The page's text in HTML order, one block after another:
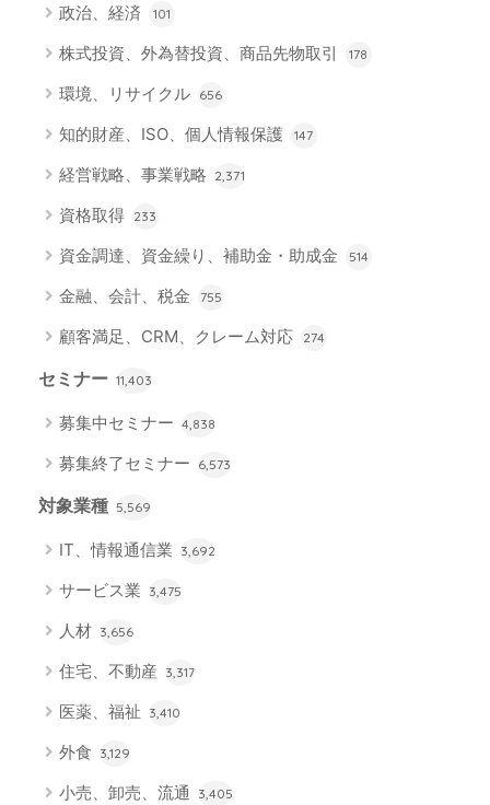
政治、経済 101
株式投資、外為替投資、商品先物取引 178
環境、リサイクル 656
知的財産、ISO、個人情報保護 147
経営戦略、事業戦略 2,371
資格取得 233
資金調達、資金繰り、補助金・助成金 514
金融、会計、税金 755
顧客満足、CRM、クレーム対応 274
セミナー 11,403
募集中セミナー 4,838
募集終了セミナー 6,573
対象業種 5,569
IT、情報通信業 3,692
サービス業 3,475
人材 3,656
住宅、不動産 3,317
医薬、福祉 3,410
外食 3,129
小売、卸売、流通 3,405